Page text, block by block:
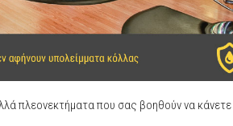
πλεονεκτήματα που σας βοηθούν να